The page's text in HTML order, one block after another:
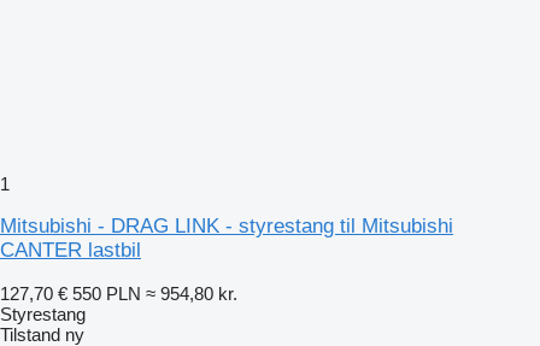
1
Mitsubishi - DRAG LINK - styrestang til Mitsubishi
CANTER lastbil
127,70 € 550 PLN ≈ 954,80 kr.
Styrestang
Tilstand ny